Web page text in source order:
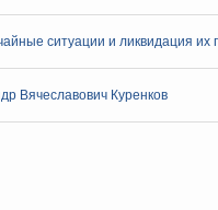
ситуации и ликвидация их
Вячеславович Куренков
Татьяна Голикова